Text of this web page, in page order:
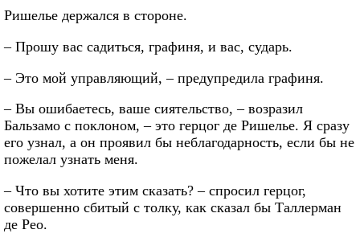
Ришелье держался в стороне.
– Прошу вас садиться, графиня, и вас, сударь.
– Это мой управляющий, – предупредила графиня.
– Вы ошибаетесь, ваше сиятельство, – возразил
Бальзамо с поклоном, – это герцог де Ришелье. Я сразу
его узнал, а он проявил бы неблагодарность, если бы не
пожелал узнать меня.
– Что вы хотите этим сказать? – спросил герцог,
совершенно сбитый с толку, как сказал бы Таллерман
де Рео.